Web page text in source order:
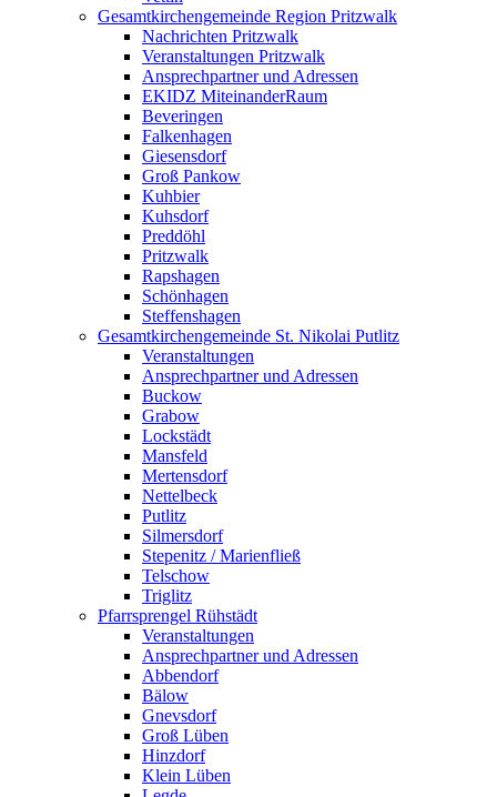
Gesamtkirchengemeinde Region Pritzwalk
Nachrichten Pritzwalk
Veranstaltungen Pritzwalk
Ansprechpartner und Adressen
EKIDZ MiteinanderRaum
Beveringen
Falkenhagen
Giesensdorf
Groß Pankow
Kuhbier
Kuhsdorf
Preddöhl
Pritzwalk
Rapshagen
Schönhagen
Steffenshagen
Gesamtkirchengemeinde St. Nikolai Putlitz
Veranstaltungen
Ansprechpartner und Adressen
Buckow
Grabow
Lockstädt
Mansfeld
Mertensdorf
Nettelbeck
Putlitz
Silmersdorf
Stepenitz / Marienfließ
Telschow
Triglitz
Pfarrsprengel Rühstädt
Veranstaltungen
Ansprechpartner und Adressen
Abbendorf
Bälow
Gnevsdorf
Groß Lüben
Hinzdorf
Klein Lüben